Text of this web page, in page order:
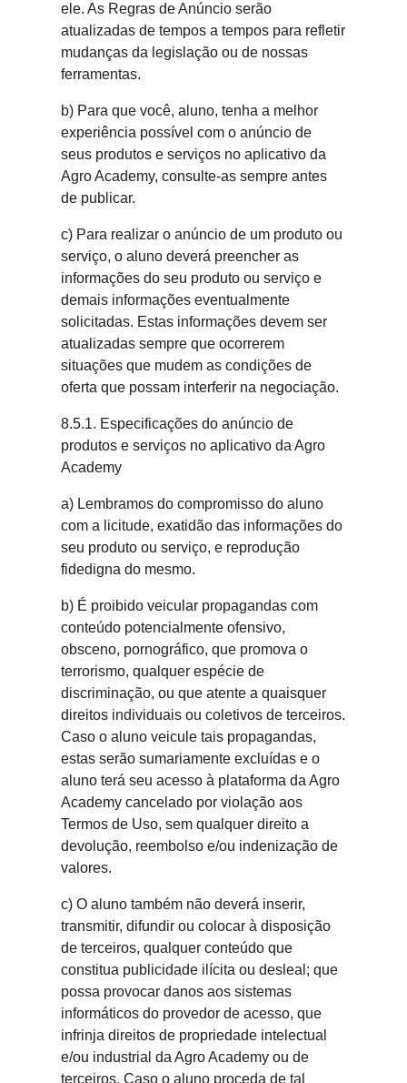
ele. As Regras de Anúncio serão
atualizadas de tempos a tempos para refletir
mudanças da legislação ou de nossas
ferramentas.
b) Para que você, aluno, tenha a melhor
experiência possível com o anúncio de
seus produtos e serviços no aplicativo da
Agro Academy, consulte-as sempre antes
de publicar.
c) Para realizar o anúncio de um produto ou
serviço, o aluno deverá preencher as
informações do seu produto ou serviço e
demais informações eventualmente
solicitadas. Estas informações devem ser
atualizadas sempre que ocorrerem
situações que mudem as condições de
oferta que possam interferir na negociação.
8.5.1. Especificações do anúncio de
produtos e serviços no aplicativo da Agro
Academy
a) Lembramos do compromisso do aluno
com a licitude, exatidão das informações do
seu produto ou serviço, e reprodução
fidedigna do mesmo.
b) É proibido veicular propagandas com
conteúdo potencialmente ofensivo,
obsceno, pornográfico, que promova o
terrorismo, qualquer espécie de
discriminação, ou que atente a quaisquer
direitos individuais ou coletivos de terceiros.
Caso o aluno veicule tais propagandas,
estas serão sumariamente excluídas e o
aluno terá seu acesso à plataforma da Agro
Academy cancelado por violação aos
Termos de Uso, sem qualquer direito a
devolução, reembolso e/ou indenização de
valores.
c) O aluno também não deverá inserir,
transmitir, difundir ou colocar à disposição
de terceiros, qualquer conteúdo que
constitua publicidade ilícita ou desleal; que
possa provocar danos aos sistemas
informáticos do provedor de acesso, que
infrinja direitos de propriedade intelectual
e/ou industrial da Agro Academy ou de
terceiros. Caso o aluno proceda de tal